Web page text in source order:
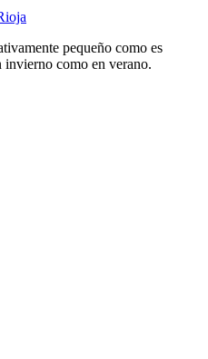
pequeño como es
invierno como en verano.